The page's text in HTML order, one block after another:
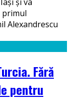
primul
Alexandrescu
Fără
pentru